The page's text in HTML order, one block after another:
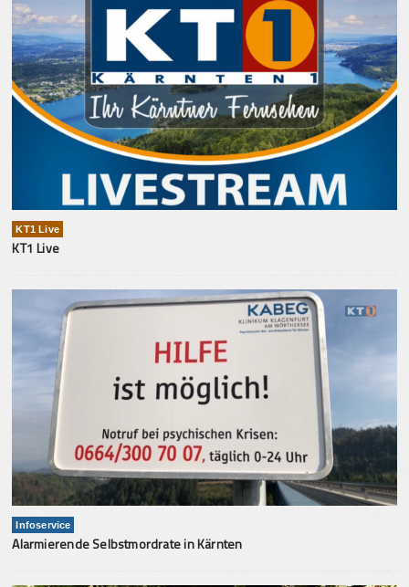
KT1 Live
KT1 Live
Infoservice
Alarmierende Selbstmordrate in Kärnten